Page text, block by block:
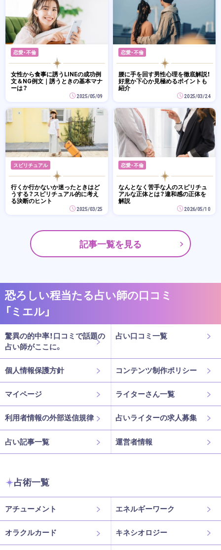
恋愛・不倫
女性から食事に誘うLINEの成功例
文＆NG例文｜誘うときの基本マナ
ーは？
2025/05/09
恋愛・不倫
腰に手を回す男性心理を徹底解説！
好意か下心か見極めるポイントも
紹介
2025/03/24
スピリチュアル
行くか行かないか迷ったときはど
うする？スピリチュアル的に考え
る決断のヒント
2025/03/25
恋愛・不倫
なんとなく苦手な人のスピリチュ
アルな正体とは？違和感の正体を
解説
2026/05/10
記事一覧を見る
恐ろしい程当たる占い師の口コミ
「ミエル」
驚異の的中率！口コミで話題の
占い師がここに。
占い口コミ一覧
個人情報保護方針 コンテンツ制作ポリシー
マイページ ライターさん一覧
利用者情報の外部送信規律 占いライターの求人募集
占い記事一覧 運営者情報
占術一覧
アチューメント エネルギーワーク
オラクルカード キネシオロジー